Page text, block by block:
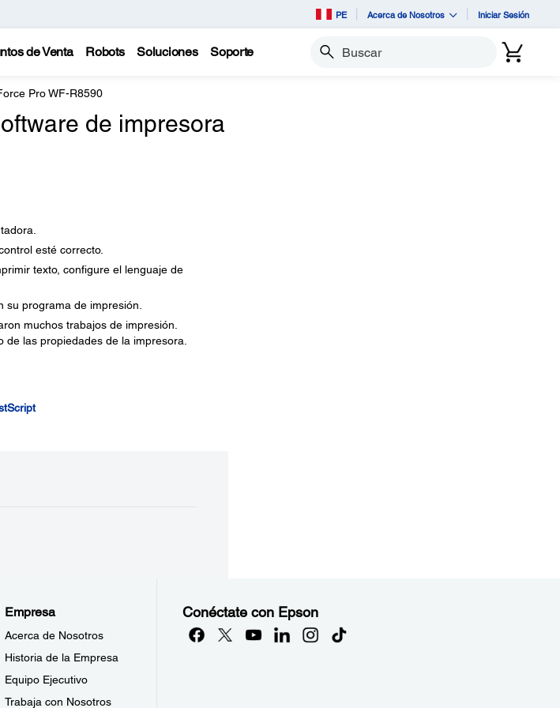
PE Acerca de Nosotros Iniciar Sesión
de Venta Robots Soluciones Soporte Buscar
Pro WF-R8590
de impresora
esté correcto.
texto, configure el lenguaje de
programa de impresión.
muchos trabajos de impresión.
de las propiedades de la impresora.
Empresa
Acerca de Nosotros
Historia de la Empresa
Equipo Ejecutivo
Trabaja con Nosotros
Conéctate con Epson